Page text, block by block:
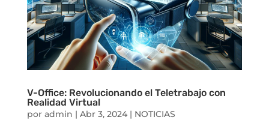
V-Office: Revolucionando el Teletrabajo con
Realidad Virtual
por admin | Abr 3, 2024| NOTICIAS